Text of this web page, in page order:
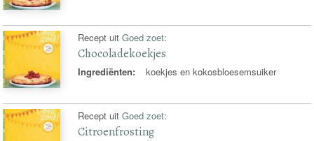
Recept uitGoed zoet:
Chocoladekoekjes
Ingrediënten: koekjes en kokosbloesemsuiker
Recept uitGoed zoet:
Citroenfrosting